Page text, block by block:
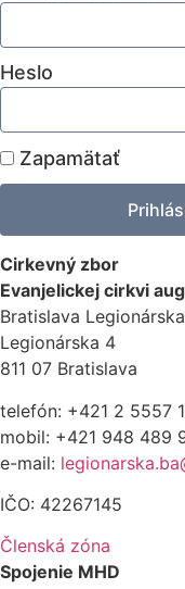
Heslo
Zapamätať
Cirkevný zbor
Evanjelickej cirkvi
Bratislava Legionárska
Legionárska 4
811 07 Bratislava
telefón: +421 2 5557
mobil: +421 948 489
e-mail:
IČO: 42267145
Členská zóna
Spojenie MHD